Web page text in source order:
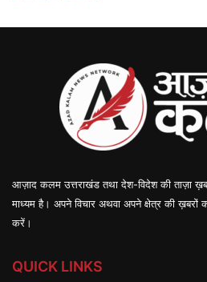
आज़ाद कलम उत्तराखंड तथा देश-विदेश की ताज़ा
माध्यम है। अपने विचार अथवा अपने क्षेत्र की ख़बरों
करें।
QUICK LINKS